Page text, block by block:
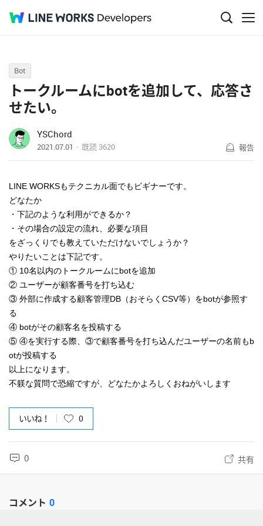
Q&A
Bot
トークルームにbotを追加して、応答さ
せたい。
YSChord
2021.07.01 既読 3620 報告
LINE WORKSもテクニカル面でもビギナーです。
どなたか
・下記のような利用ができるか？
・その場合の設定の流れ、必要な項目
をざっくりでも教えていただけないでしょうか？
やりたいことは下記です。
① 10名以内のトークルームにbotを追加
② ユーザーが顧客番号を打ち込む
③ 外部に作成する顧客管理DB（おそらくCSV等）をbotが参照す
る
④ botがその顧客名を投稿する
⑤ ④を実行する際、③で顧客番号を打ち込んだユーザーの名前もb
otが投稿する
以上になります。
不躾な質問で恐縮ですが、どなたかよろしくおねがいします
いいね！ 0
0 共有
コメント 0